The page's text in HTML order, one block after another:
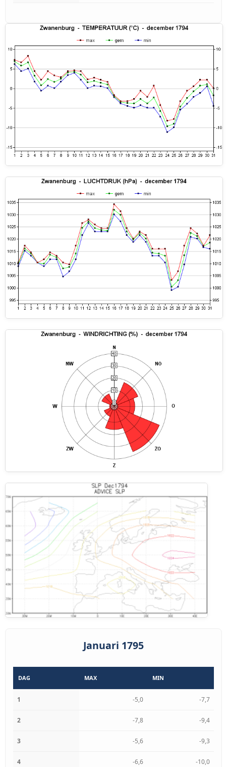
Januari 1795
DAG MAX MIN
1 -5,0 -7,7
2 -7,8 -9,4
3 -5,6 -9,3
4 -6,6 -10,0